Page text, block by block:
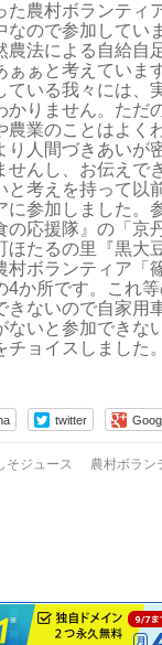
た農村ボランティ
なので参加してい
農法による自給自
ぁぁと考えていま
ている我々には、
かりません。ただ
農業のことはよく
り人間づきあいが
せんし、お伝えで
と考えを持って以
参加しました。
の応援隊』の「京
ほたるの里『黒大
ボランティア「
4か所です。これ
きないので自家用
ないと参加できな
ョイスしました。
twitter
そジュース
農村ボラ